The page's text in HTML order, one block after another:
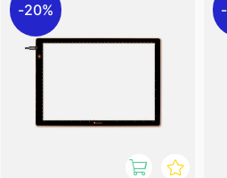
20%